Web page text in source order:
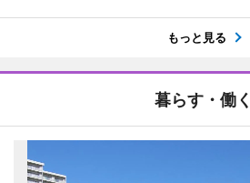
もっと見る
暮らす・働く